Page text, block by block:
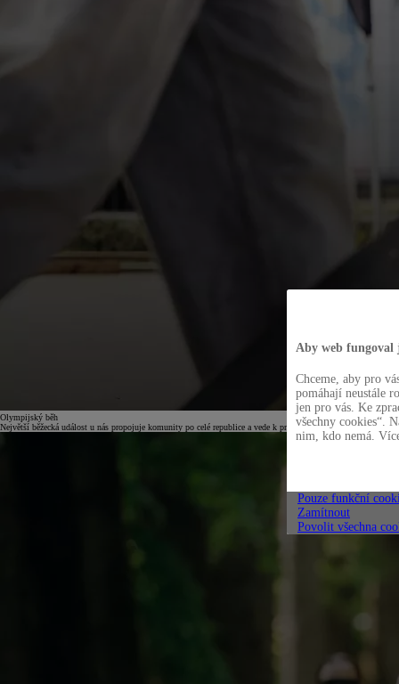
Olympijský běh
Největší běžecká událost u nás propojuje komunity po celé republice a vede k pravidelnému pohybu.
Aby web fungoval
Chceme, aby pro
pomáhají neustále
jen pro vás. Ke
všechny cookies“.
nim, kdo nemá.
Pouze funkční
Zamítnout
Povolit všechna